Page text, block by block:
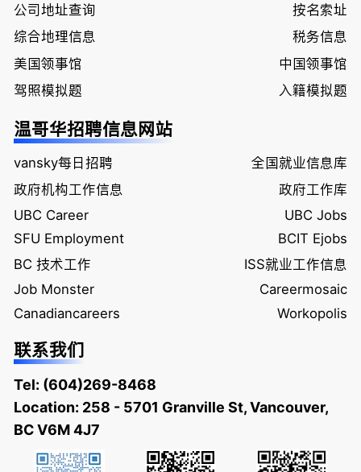
公司地址查询
按名索址
综合地理信息
税务信息
美国领事馆
中国领事馆
驾照模拟题
入籍模拟题
温哥华招聘信息网站
vansky每日招聘
全国就业信息库
政府机构工作信息
政府工作库
UBC Career
UBC Jobs
SFU Employment
BCIT Ejobs
BC 技术工作
ISS就业工作信息
Job Monster
Careermosaic
Canadiancareers
Workopolis
联系我们
Tel: (604)269-8468
Location: 258 - 5701 Granville St, Vancouver,
BC V6M 4J7